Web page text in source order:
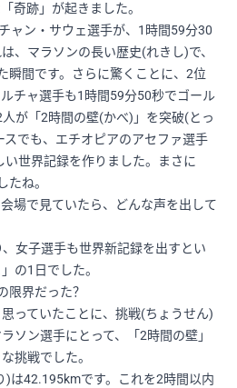
奇跡」が起きました。
ャン・サウェ選手が、1時間59分30
、マラソンの長い歴史(れきし)で、
瞬間です。さらに驚くことに、2位
チャ選手も1時間59分50秒でゴール
が「2時間の壁(かべ)」を突破(とっ
スでも、エチオピアのアセファ選手
世界記録を作りました。まさに
たね。
場で見ていたら、どんな声を出して
女子選手も世界新記録を出すとい
の1日でした。
限界だった？
っていたことに、挑戦(ちょうせん)
ソン選手にとって、「2時間の壁」
挑戦でした。
)は42.195kmです。これを2時間以内